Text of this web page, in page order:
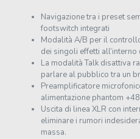
Navigazione tra i preset
footswitch integrati
Modalità A/B per il
dei singoli effetti all’interno
La modalità Talk disattiva
parlare al pubblico tra un
Preamplificatore
alimentazione phantom
Uscita di linea XLR con
eliminare i rumori
massa.